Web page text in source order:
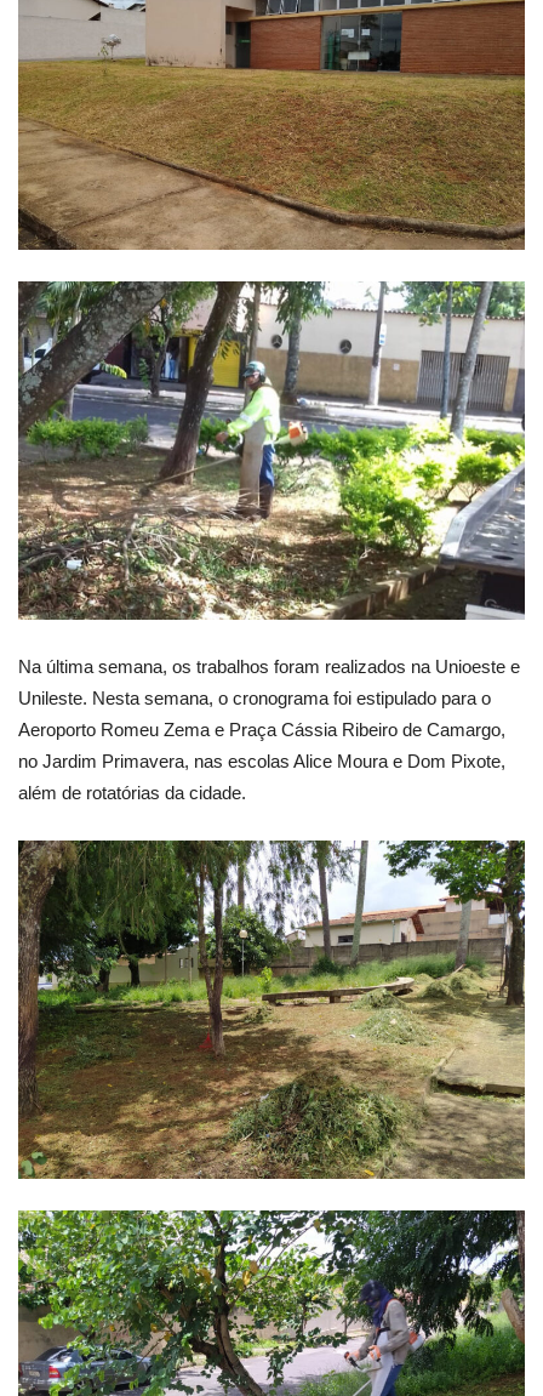
Na última semana, os trabalhos foram realizados na Unioeste e
Unileste. Nesta semana, o cronograma foi estipulado para o
Aeroporto Romeu Zema e Praça Cássia Ribeiro de Camargo,
no Jardim Primavera, nas escolas Alice Moura e Dom Pixote,
além de rotatórias da cidade.